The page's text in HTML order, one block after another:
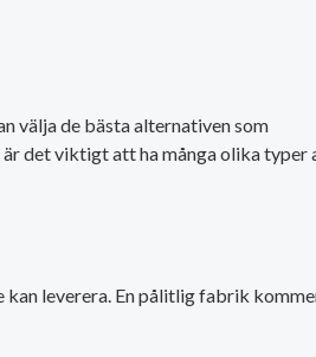
välja de bästa alternativen som
det viktigt att ha många olika typer
kan leverera. En pålitlig fabrik